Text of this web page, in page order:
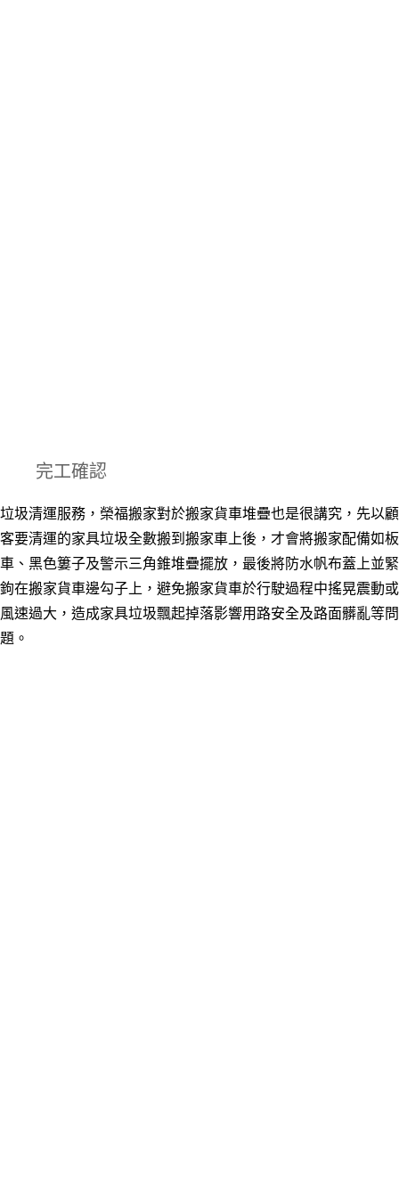
完工確認
垃圾清運服務，榮福搬家對於搬家貨車堆疊也是很講究，先以顧
客要清運的家具垃圾全數搬到搬家車上後，才會將搬家配備如板
車、黑色簍子及警示三角錐堆疊擺放，最後將防水帆布蓋上並緊
鉤在搬家貨車邊勾子上，避免搬家貨車於行駛過程中搖晃震動或
風速過大，造成家具垃圾飄起掉落影響用路安全及路面髒亂等問
題。